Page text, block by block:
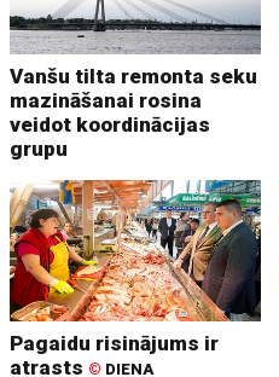
Vanšu tilta remonta seku
mazināšanai rosina
veidot koordinācijas
grupu
Pagaidu risinājums ir
atrasts © DIENA